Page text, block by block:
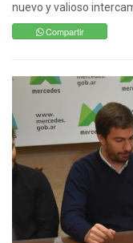
nuevo y valioso
Compartir